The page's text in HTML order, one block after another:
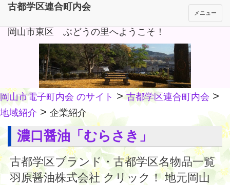
岡山市東区 ぶどうの里へようこそ！
メニュー
古都学区連合町内会
岡山市電子町内会 のサイト >古都学区連合町内会 >
地域紹介 > 企業紹介
濃口醤油「むらさき」
古都学区ブランド・古都学区名物品一覧
羽原醤油株式会社 クリック！ 地元岡山